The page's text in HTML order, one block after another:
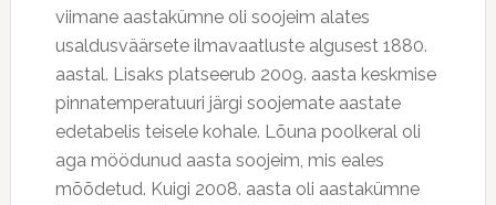
viimane aastakümne oli soojeim alates
usaldusväärsete ilmavaatluste algusest 1880.
aastal. Lisaks platseerub 2009. aasta keskmise
pinnatemperatuuri järgi soojemate aastate
edetabelis teisele kohale. Lõuna poolkeral oli
aga möödunud aasta soojeim, mis eales
mõõdetud. Kuigi 2008. aasta oli aastakümne